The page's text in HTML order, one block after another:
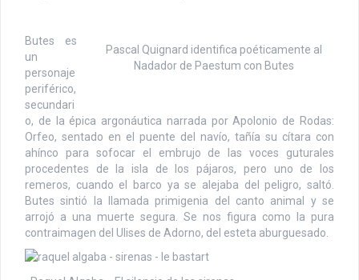
Pascal Quignard identifica poéticamente al
Nadador de Paestum con Butes
Butes es
un
personaje
periférico,
secundari
o, de la épica argonáutica narrada por Apolonio de Rodas:
Orfeo, sentado en el puente del navío, tañía su cítara con
ahínco para sofocar el embrujo de las voces guturales
procedentes de la isla de los pájaros, pero uno de los
remeros, cuando el barco ya se alejaba del peligro, saltó.
Butes sintió la llamada primigenia del canto animal y se
arrojó a una muerte segura. Se nos figura como la pura
contraimagen del Ulises de Adorno, del esteta aburguesado.